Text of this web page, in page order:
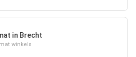
in Brecht
winkels